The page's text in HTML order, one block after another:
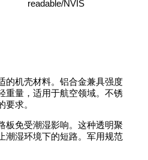
readable/NVIS
的机壳材料。铝合金兼具强度
重量，适用于航空领域。不锈
求。
板免受潮湿影响。这种透明聚
潮湿环境下的短路。军用规范